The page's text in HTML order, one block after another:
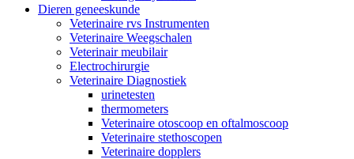
Dieren geneeskunde
Veterinaire rvs Instrumenten
Veterinaire Weegschalen
Veterinair meubilair
Electrochirurgie
Veterinaire Diagnostiek
urinetesten
thermometers
Veterinaire otoscoop en oftalmoscoop
Veterinaire stethoscopen
Veterinaire dopplers